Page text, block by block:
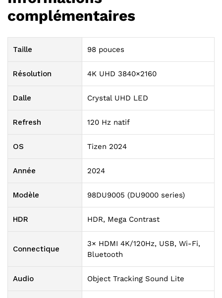
complémentaires
Taille 98 pouces
Résolution 4K UHD 3840×2160
Dalle Crystal UHD LED
Refresh 120 Hz natif
OS Tizen 2024
Année 2024
Modèle 98DU9005 (DU9000 series)
HDR HDR, Mega Contrast
Connectique
3× HDMI 4K/120Hz, USB, Wi-Fi,
Bluetooth
Audio Object Tracking Sound Lite